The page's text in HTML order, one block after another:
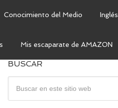
Conocimiento del Medio Inglés
Mis escaparate de AMAZON
BUSCAR